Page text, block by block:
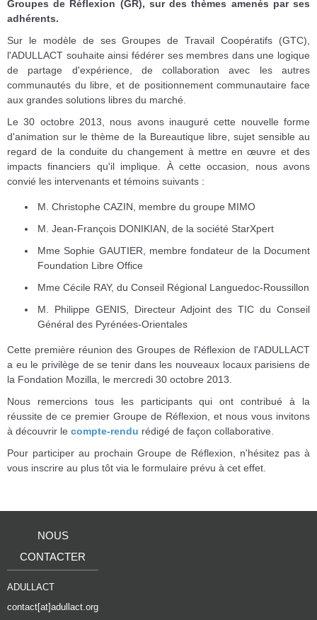
Groupes de Réflexion (GR), sur des thèmes amenés par ses
adhérents.
Sur le modèle de ses Groupes de Travail Coopératifs (GTC),
l'ADULLACT souhaite ainsi fédérer ses membres dans une logique
de partage d'expérience, de collaboration avec les autres
communautés du libre, et de positionnement communautaire face
aux grandes solutions libres du marché.
Le 30 octobre 2013, nous avons inauguré cette nouvelle forme
d'animation sur le thème de la Bureautique libre, sujet sensible au
regard de la conduite du changement à mettre en œuvre et des
impacts financiers qu'il implique. À cette occasion, nous avons
convié les intervenants et témoins suivants :
M. Christophe CAZIN, membre du groupe MIMO
M. Jean-François DONIKIAN, de la société StarXpert
Mme Sophie GAUTIER, membre fondateur de la Document
Foundation Libre Office
Mme Cécile RAY, du Conseil Régional Languedoc-Roussillon
M. Philippe GENIS, Directeur Adjoint des TIC du Conseil
Général des Pyrénées-Orientales
Cette première réunion des Groupes de Réflexion de l'ADULLACT
a eu le privilège de se tenir dans les nouveaux locaux parisiens de
la Fondation Mozilla, le mercredi 30 octobre 2013.
Nous remercions tous les participants qui ont contribué à la
réussite de ce premier Groupe de Réflexion, et nous vous invitons
à découvrir le compte-rendu rédigé de façon collaborative.
Pour participer au prochain Groupe de Réflexion, n'hésitez pas à
vous inscrire au plus tôt via le formulaire prévu à cet effet.
NOUS
CONTACTER
ADULLACT
contact[at]adullact.org